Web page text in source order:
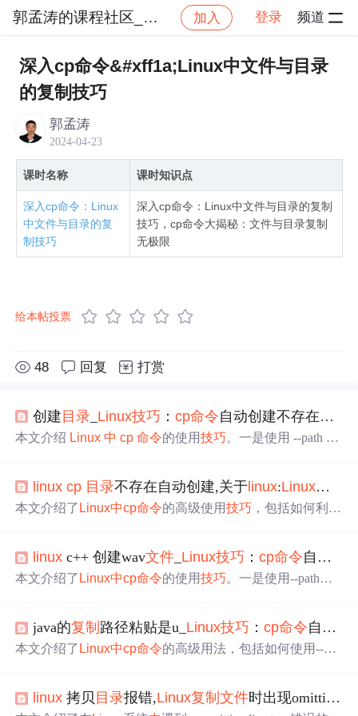
郭孟涛的课程社区_NO_5 加入 登录 频道
社区 郭孟涛的课程社区_NO_5 与美女程序员共学
深入cp命令&#xff1a;Linux中文件与目录
的复制技巧
郭孟涛
2024-04-23
课时名称 课时知识点
深入cp命令：Linux
中文件与目录的复
制技巧
深入cp命令：Linux中文件与目录的复制
技巧，cp命令大揭秘：文件与目录复制
无极限
给本帖投票
48 回复 打赏
创建目录 Linux技巧 ：cp命令自动创建不存在的
本文介绍 Linux 中 cp 命令的使用技巧。一是使用 --path 或
只
复制新修改过或者不存在的文件，适用于大目录复制中
断后继续复制的场景。
linux cp 目录不存在自动创建,关于linux:Linux技巧
本文介绍了 Linux中cp命令的高级使用技巧 ，包括如何利
linux c++ 创建wav文件 Linux技巧 ：cp命令自动创建不存在的
本文介绍了 Linux中cp命令的使用技巧。一是使用--path或--
制 新修改过或者不存在的文件 ，适用于大目录复制中 断后
继续复制的场景。
java的复制 路径粘贴是u_ Linux技巧 ：cp命令自动创建不存在的
本文介绍了 Linux中cp命令的高级用法，包括如何使用--par
件
。linux 拷贝 目录报错,Linux复制文件时出现omitting directory错误怎么办